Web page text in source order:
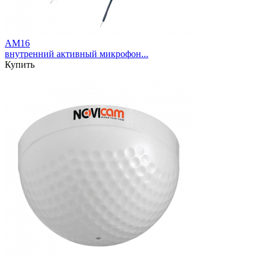
AM16
внутренний активный микрофон...
Купить